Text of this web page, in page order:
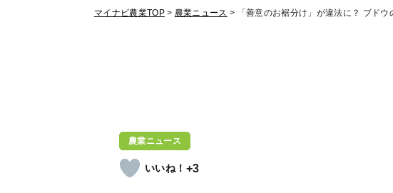
マイナビ農業TOP> 農業ニュース > 「善意のお裾分け」が違法に？ ブドウ
農業ニュース
+3